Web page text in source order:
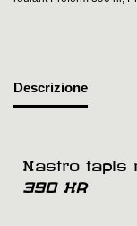
Descrizione
Nastro tapis
390 HR